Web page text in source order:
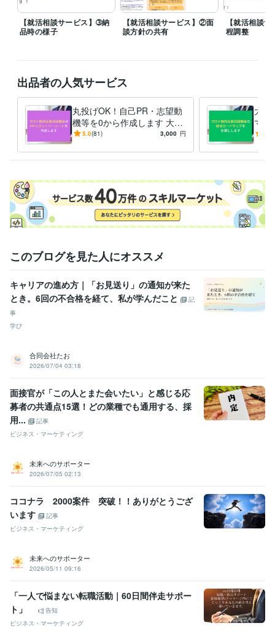
学習指導・資格・キャリア相談 応募書類全体の添削・作成
企業研究
や業界研究の代行
就活全般のご相談
GMARCH理系 2017年3月 ~ 2021年2月
語学力
英語 ビジネスレベル
【就活相談サービス】➂納
品時の様子
【就活相談サービス】②面
談方針の共有
【就活相談
程調整
出品者の人気サービス
丸投げOK！自己PR・志望動
機等を0から作成します 大手
複数内定者がESを0から作成
数
5.0(81) 3,000 円
大手
マッ
定へ
このブログを見た人にオススメ
キャリアの進め方｜「お見送り」の通知が来た
とき。6回の不合格を経て、私が学んだこと
記
事
学び
合同会社たお
2026/07/04 03:18
面接官が「この人とまた会いたい」と感じる応
募者の共通点15選！どの業種でも通用する、採
用...
記事
ビジネス・マーケティング
未来へのサポーター
2026/07/05 02:13
ココナラ 2000案件 突破！！ありがとうござ
います
記事
ビジネス・マーケティング
未来へのサポーター
2026/05/11 09:16
「一人で悩まない転職活動｜60日間伴走サポー
ト」
告知
ビジネス・マーケティング